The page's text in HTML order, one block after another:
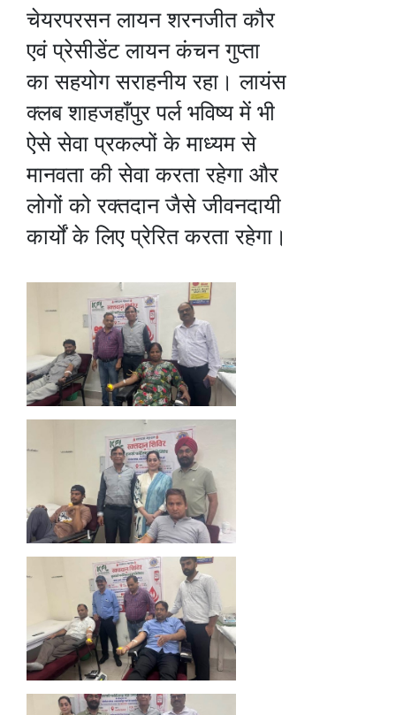
चेयरपरसन लायन शरनजीत कौर
एवं प्रेसीडेंट लायन कंचन गुप्ता
का सहयोग सराहनीय रहा। लायंस
क्लब शाहजहाँपुर पर्ल भविष्य में भी
ऐसे सेवा प्रकल्पों के माध्यम से
मानवता की सेवा करता रहेगा और
लोगों को रक्तदान जैसे जीवनदायी
कार्यों के लिए प्रेरित करता रहेगा।